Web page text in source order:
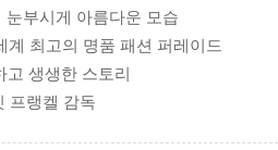
부시게 아름다운 모습
최고의 명품 패션 퍼레이드
고 생생한 스토리
프랭켈 감독